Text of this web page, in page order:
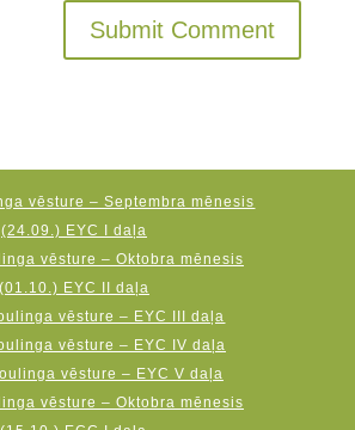
vēsture – Septembra mēnesis
(24.09.) EYC I daļa
vēsture – Oktobra mēnesis
(01.10.) EYC II daļa
vēsture – EYC III daļa
vēsture – EYC IV daļa
vēsture – EYC V daļa
vēsture – Oktobra mēnesis